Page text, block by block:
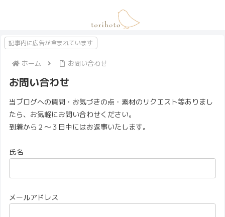
記事内に広告が含まれています
ホーム お問い合わせ
お問い合わせ
当ブログへの質問・お気づきの点・素材のリクエスト等ありまし
たら、お気軽にお問い合わせください。
到着から２～３日中にはお返事いたします。
氏名
メールアドレス